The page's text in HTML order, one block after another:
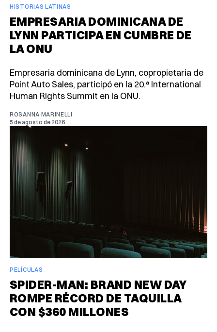
HISTORIAS LATINAS
EMPRESARIA DOMINICANA DE
LYNN PARTICIPA EN CUMBRE DE
LA ONU
Empresaria dominicana de Lynn, copropietaria de
Point Auto Sales, participó en la 20.ª International
Human Rights Summit en la ONU.
ROSANNA MARINELLI
5 de agosto de 2026
PELÍCULAS
SPIDER-MAN: BRAND NEW DAY
ROMPE RÉCORD DE TAQUILLA
CON $360 MILLONES